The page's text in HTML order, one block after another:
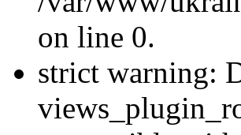
on line 0.
strict warning: